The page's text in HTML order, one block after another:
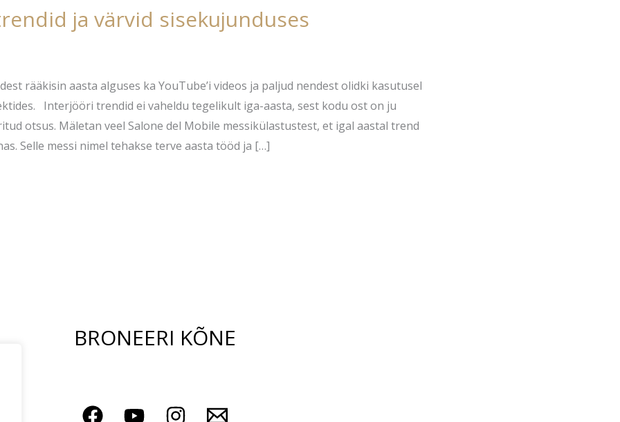
ja värvid sisekujunduses
rääkisin aasta alguses ka YouTube’i videos ja paljud nendest olidki kasutusel
Interjööri trendid ei vaheldu tegelikult iga-aasta, sest kodu ost on ju
otsus. Mäletan veel Salone del Mobile messikülastustest, et igal aastal trend
Selle messi nimel tehakse terve aasta tööd ja […]
BRONEERI KÕNE